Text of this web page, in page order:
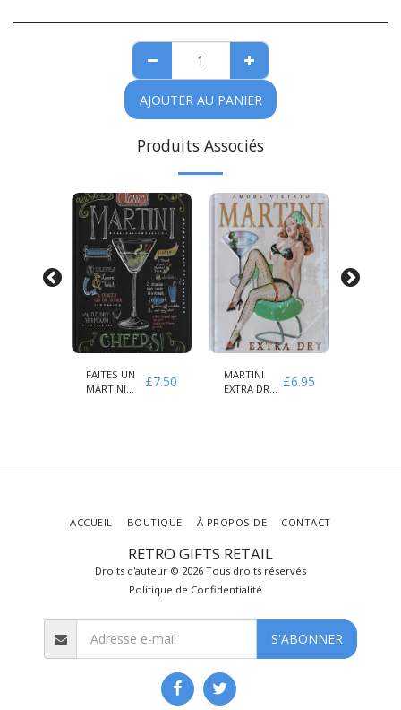
AJOUTER AU PANIER
Produits Associés
FAITES UN
MARTINI
£7.50
MARTINI
EXTRA DRY
£6.95
RETRO GIFTS RETAIL
Droits d'auteur © 2026 Tous droits réservés
Politique de Confidentialité
ACCUEIL BOUTIQUE À PROPOS DE CONTACT
S'ABONNER